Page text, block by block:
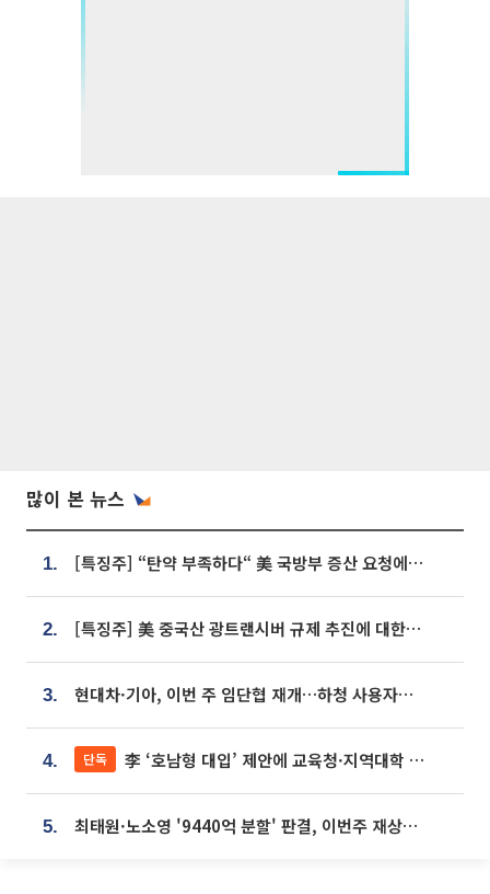
많이 본 뉴스
1. [특징주] “탄약 부족하다“ 美 국방부 증산 요청에⋯국내 방산주 급등세
2. [특징주] 美 중국산 광트랜시버 규제 추진에 대한광통신 등 광통신株 강세
3. 현대차·기아, 이번 주 임단협 재개…하청 사용자성 재심도 ‘변수’
4. 단독 李 ‘호남형 대입’ 제안에 교육청·지역대학 서·논술형 입시 연계 '착수'
5. 최태원·노소영 '9440억 분할' 판결, 이번주 재상고 여부 주목